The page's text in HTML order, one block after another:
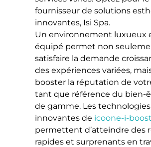
fournisseur de solutions
innovantes, Isi Spa.
Un environnement luxueux
équipé permet non
satisfaire la demande
des expériences variées,
booster la réputation de
tant que référence du bien-
de gamme. Les technologies
innovantes de icoone-i-boost
permettent d’atteindre des
rapides et surprenants en